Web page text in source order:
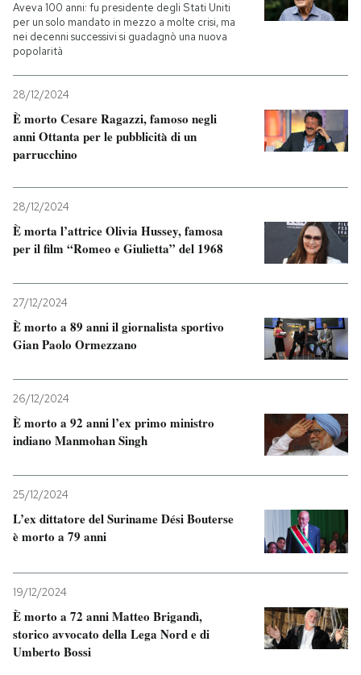
Aveva 100 anni: fu presidente degli Stati Uniti
per un solo mandato in mezzo a molte crisi, ma
nei decenni successivi si guadagnò una nuova
popolarità
28/12/2024
È morto Cesare Ragazzi, famoso negli
anni Ottanta per le pubblicità di un
parrucchino
28/12/2024
È morta l’attrice Olivia Hussey, famosa
per il film “Romeo e Giulietta” del 1968
27/12/2024
È morto a 89 anni il giornalista sportivo
Gian Paolo Ormezzano
26/12/2024
È morto a 92 anni l’ex primo ministro
indiano Manmohan Singh
25/12/2024
L’ex dittatore del Suriname Dési Bouterse
è morto a 79 anni
19/12/2024
È morto a 72 anni Matteo Brigandì,
storico avvocato della Lega Nord e di
Umberto Bossi